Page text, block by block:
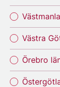
Västra
Örebro